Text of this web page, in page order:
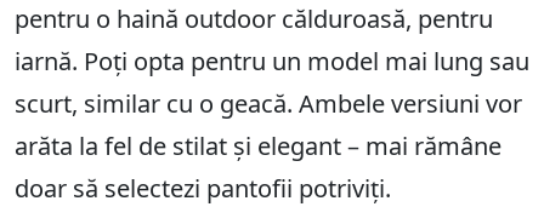
pentru o haină outdoor călduroasă, pentru
iarnă. Poți opta pentru un model mai lung sau
scurt, similar cu o geacă. Ambele versiuni vor
arăta la fel de stilat și elegant – mai rămâne
doar să selectezi pantofii potriviți.